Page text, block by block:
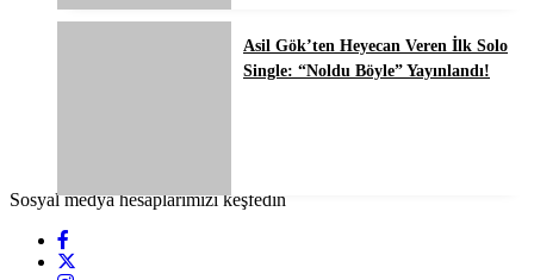
Asil Gök’ten Heyecan Veren İlk Solo
Single: “Noldu Böyle” Yayınlandı!
Sosyal medya hesaplarımızı keşfedin